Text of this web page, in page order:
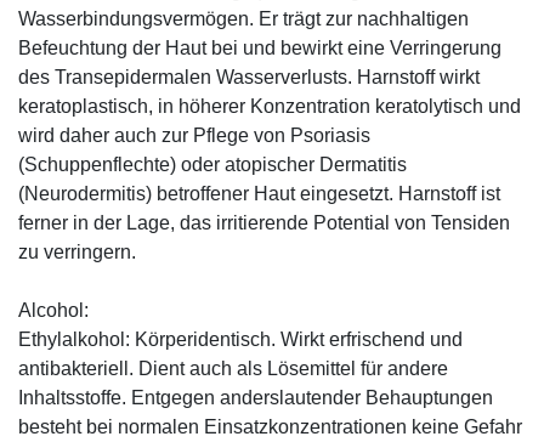
Wasserbindungsvermögen. Er trägt zur nachhaltigen
Befeuchtung der Haut bei und bewirkt eine Verringerung
des Transepidermalen Wasserverlusts. Harnstoff wirkt
keratoplastisch, in höherer Konzentration keratolytisch und
wird daher auch zur Pflege von Psoriasis
(Schuppenflechte) oder atopischer Dermatitis
(Neurodermitis) betroffener Haut eingesetzt. Harnstoff ist
ferner in der Lage, das irritierende Potential von Tensiden
zu verringern.
Alcohol:
Ethylalkohol: Körperidentisch. Wirkt erfrischend und
antibakteriell. Dient auch als Lösemittel für andere
Inhaltsstoffe. Entgegen anderslautender Behauptungen
besteht bei normalen Einsatzkonzentrationen keine Gefahr